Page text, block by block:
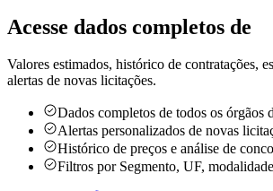
Acesse dados completos de
Valores estimados, histórico de contratações,
alertas de novas licitações.
Dados completos de todos os órgãos
Alertas personalizados de novas
Histórico de preços e análise de
Filtros por Segmento, UF,